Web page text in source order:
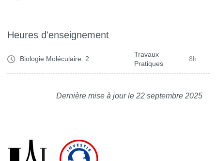
Heures d'enseignement
Biologie Moléculaire. 2
Travaux
Pratiques
8h
Dernière mise à jour le 22 septembre 2025